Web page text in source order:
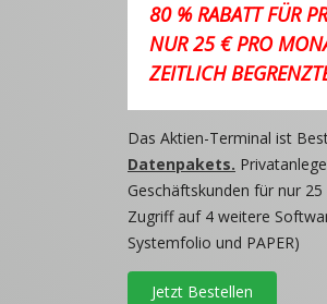
80 % RABATT FÜR
NUR 25 € PRO
ZEITLICH
Das Aktien-Terminal ist
Datenpakets.
Geschäftskunden für nur
Zugriff auf 4 weitere
Systemfolio und PAPER)
Jetzt Bestellen